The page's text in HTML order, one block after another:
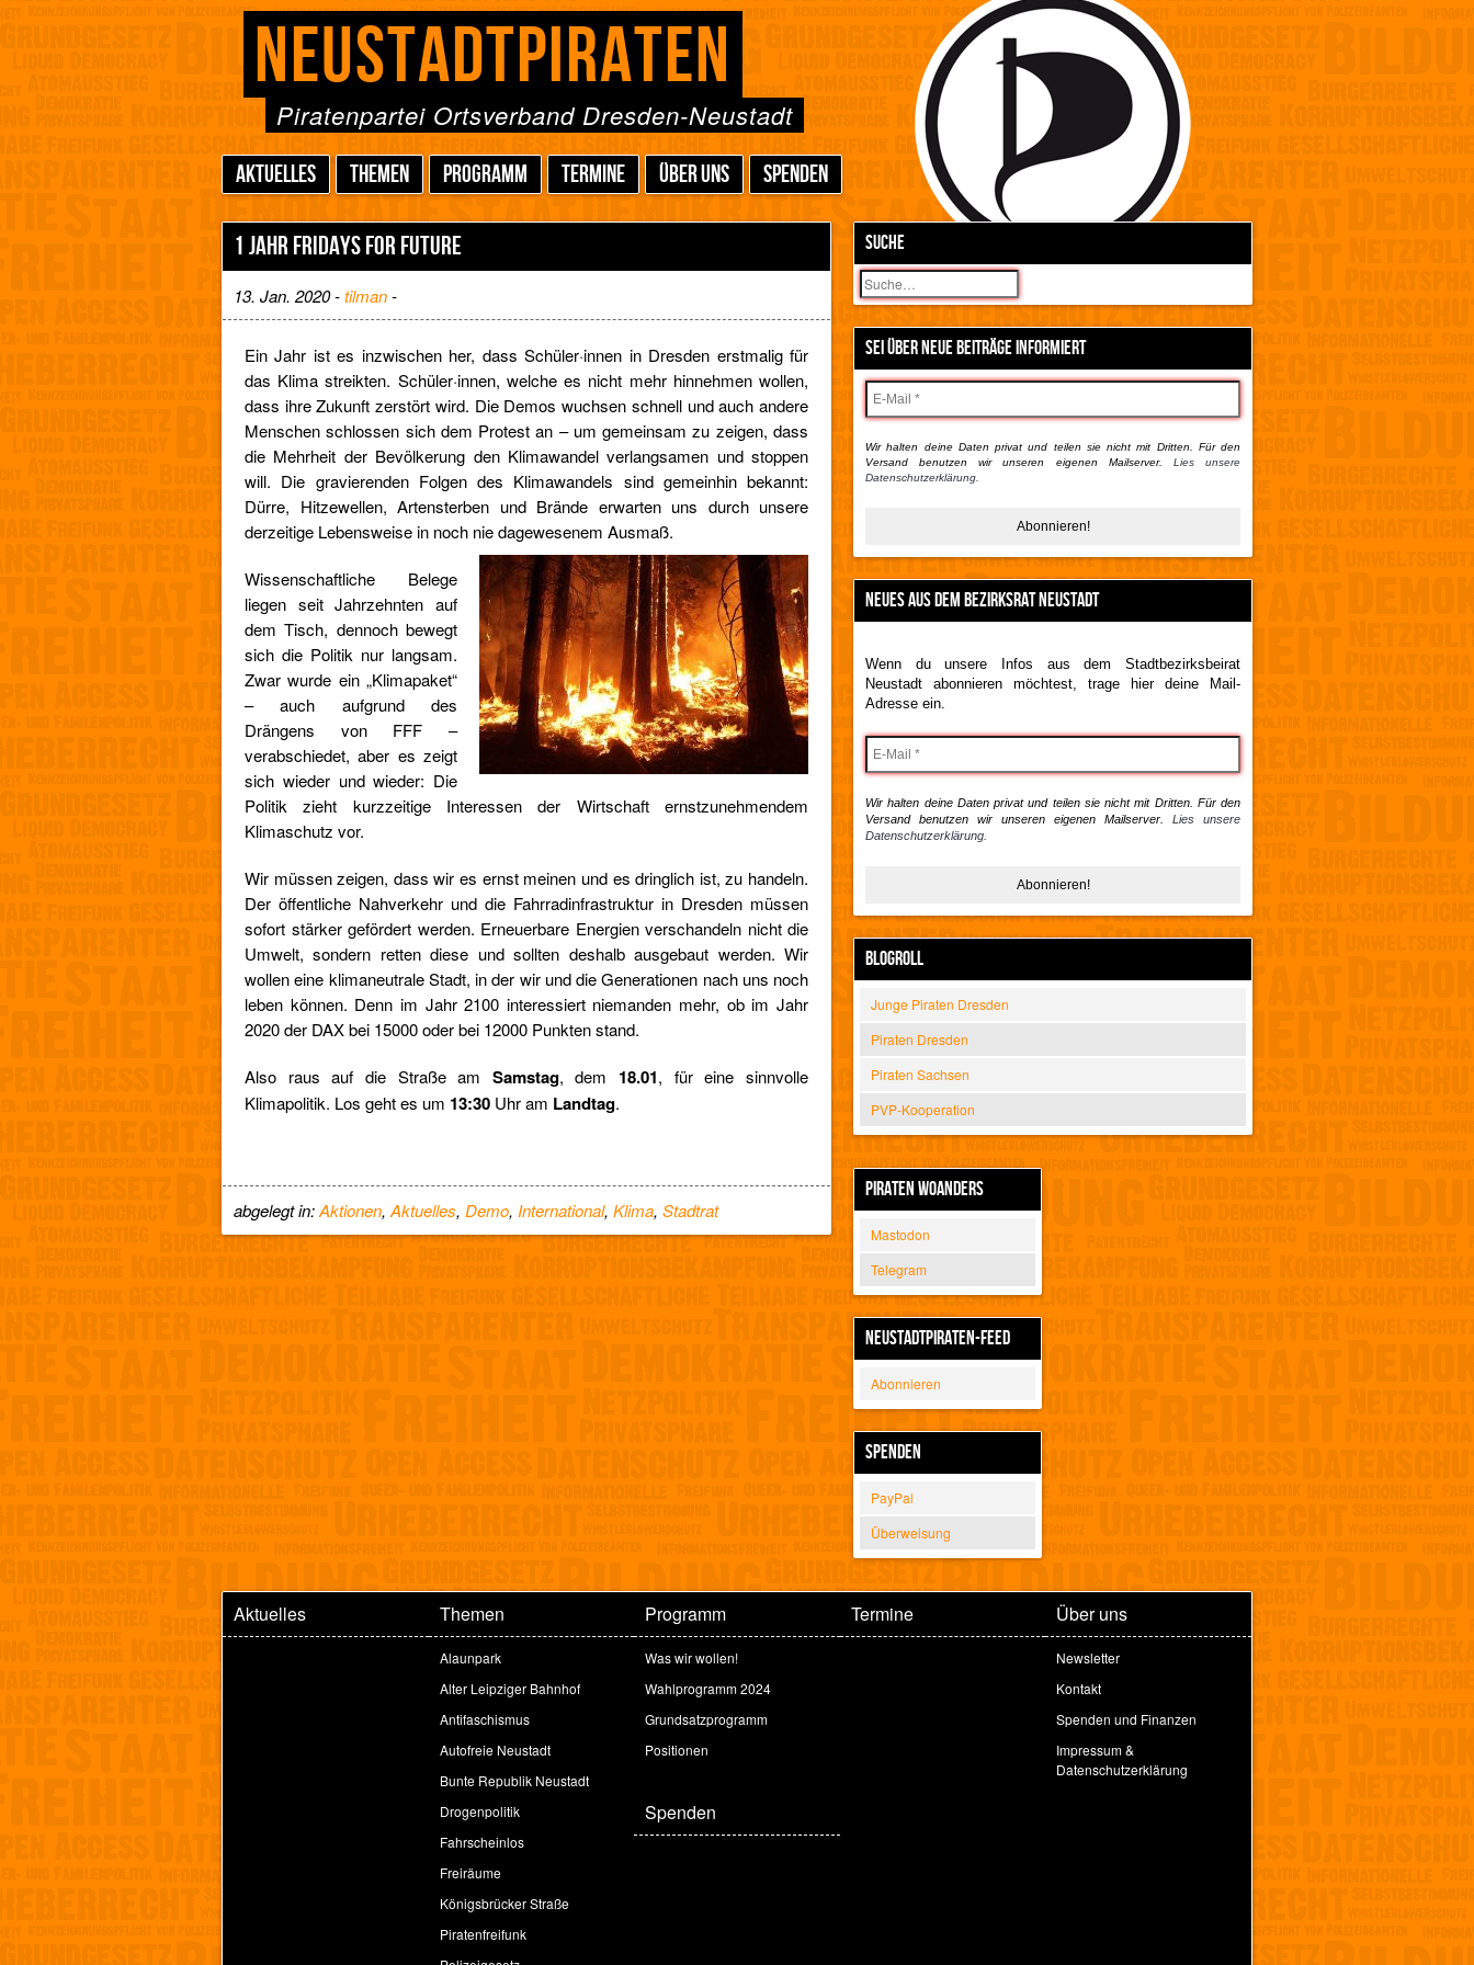
NEUSTADTPIRATEN
Piratenpartei Ortsverband Dresden-Neustadt
AKTUELLES THEMEN PROGRAMM TERMINE ÜBER UNS SPENDEN
SUCHE
Suchen
SEI ÜBER NEUE BEITRÄGE INFORMIERT
Wir halten deine Daten privat und teilen sie nicht mit Dritten. Für den
Versand benutzen wir unseren eigenen Mailserver. Lies unsere
Datenschutzerklärung.
NEUES AUS DEM BEZIRKSRAT NEUSTADT
Wenn du unsere Infos aus dem Stadtbezirksbeirat
Neustadt abonnieren möchtest, trage hier deine Mail-
Adresse ein.
Wir halten deine Daten privat und teilen sie nicht mit Dritten. Für den
Versand benutzen wir unseren eigenen Mailserver. Lies unsere
Datenschutzerklärung.
BLOGROLL
Junge Piraten Dresden
Piraten Dresden
Piraten Sachsen
PVP-Kooperation
PIRATEN WOANDERS
Mastodon
Telegram
NEUSTADTPIRATEN-FEED
Abonnieren
SPENDEN
PayPal
Überweisung
1 JAHR FRIDAYS FOR FUTURE
13. Jan. 2020 -tilman-
Ein Jahr ist es inzwischen her, dass Schüler·innen in Dresden erstmalig für
das Klima streikten. Schüler·innen, welche es nicht mehr hinnehmen wollen,
dass ihre Zukunft zerstört wird. Die Demos wuchsen schnell und auch andere
Menschen schlossen sich dem Protest an – um gemeinsam zu zeigen, dass
die Mehrheit der Bevölkerung den Klimawandel verlangsamen und stoppen
will. Die gravierenden Folgen des Klimawandels sind gemeinhin bekannt:
Dürre, Hitzewellen, Artensterben und Brände erwarten uns durch unsere
derzeitige Lebensweise in noch nie dagewesenem Ausmaß.
Wissenschaftliche Belege
liegen seit Jahrzehnten auf
dem Tisch, dennoch bewegt
sich die Politik nur langsam.
Zwar wurde ein „Klimapaket“
– auch aufgrund des
Drängens von FFF –
verabschiedet, aber es zeigt
sich wieder und wieder: Die
Politik zieht kurzzeitige Interessen der Wirtschaft ernstzunehmendem
Klimaschutz vor.
Wir müssen zeigen, dass wir es ernst meinen und es dringlich ist, zu handeln.
Der öffentliche Nahverkehr und die Fahrradinfrastruktur in Dresden müssen
sofort stärker gefördert werden. Erneuerbare Energien verschandeln nicht die
Umwelt, sondern retten diese und sollten deshalb ausgebaut werden. Wir
wollen eine klimaneutrale Stadt, in der wir und die Generationen nach uns noch
leben können. Denn im Jahr 2100 interessiert niemanden mehr, ob im Jahr
2020 der DAX bei 15000 oder bei 12000 Punkten stand.
Also raus auf die Straße am Samstag, dem 18.01, für eine sinnvolle
Klimapolitik. Los geht es um 13:30 Uhr am Landtag.
abgelegt in:Aktionen, Aktuelles, Demo, International, Klima, Stadtrat
Aktuelles Themen
Alaunpark
Alter Leipziger Bahnhof
Antifaschismus
Autofreie Neustadt
Bunte Republik Neustadt
Drogenpolitik
Fahrscheinlos
Freiräume
Königsbrücker Straße
Piratenfreifunk
Programm
Was wir wollen!
Wahlprogramm 2024
Grundsatzprogramm
Positionen
Termine Über uns
Newsletter
Kontakt
Spenden und Finanzen
Impressum &
Datenschutzerklärung
Spenden